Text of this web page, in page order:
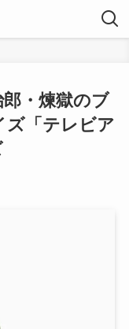
・煉獄のブ
ズ「テレビア